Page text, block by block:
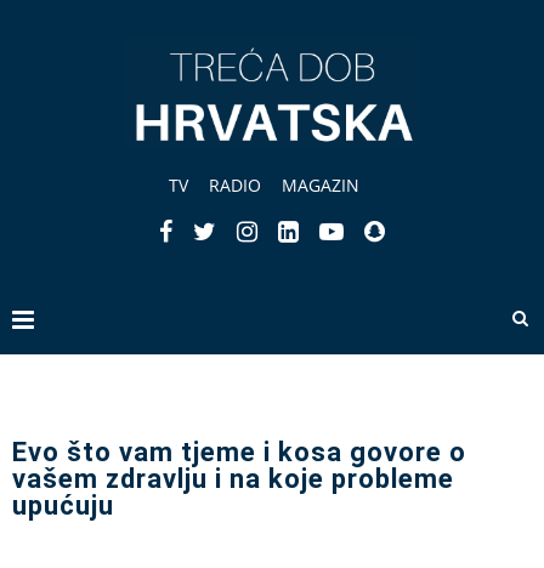
TV RADIO MAGAZIN
Evo što vam tjeme i kosa govore o
vašem zdravlju i na koje probleme
upućuju